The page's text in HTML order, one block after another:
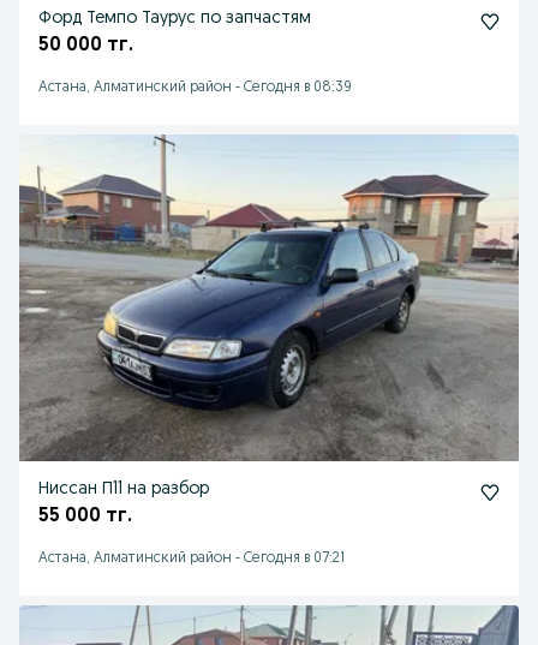
Форд Темпо Таурус по запчастям
50 000 тг.
Астана, Алматинский район - Сегодня в 08:39
Ниссан П11 на разбор
55 000 тг.
Астана, Алматинский район - Сегодня в 07:21